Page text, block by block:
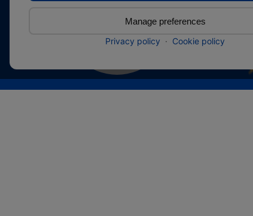
Manage preferences
Privacy policy · Cookie policy